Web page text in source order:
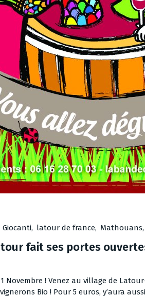
Giocanti, latour de france, Mathouans,
fait ses portes
Novembre ! Venez au village de
Bio ! Pour 5 euros, y’aura